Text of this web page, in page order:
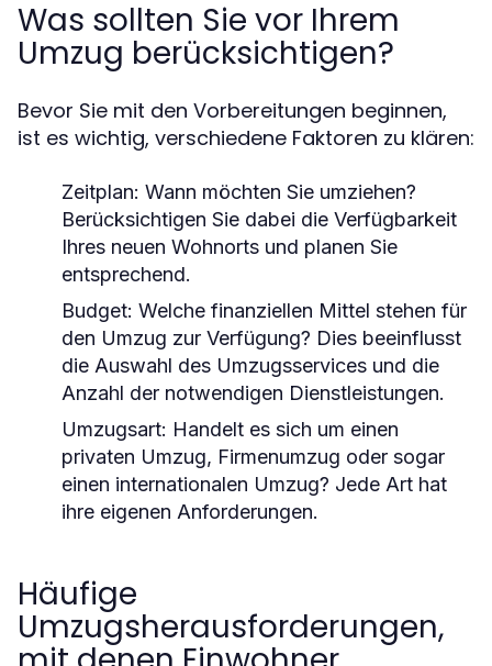
Was sollten Sie vor Ihrem
Umzug berücksichtigen?
Bevor Sie mit den Vorbereitungen beginnen,
ist es wichtig, verschiedene Faktoren zu klären:
Zeitplan: Wann möchten Sie umziehen?
Berücksichtigen Sie dabei die Verfügbarkeit
Ihres neuen Wohnorts und planen Sie
entsprechend.
Budget: Welche finanziellen Mittel stehen für
den Umzug zur Verfügung? Dies beeinflusst
die Auswahl des Umzugsservices und die
Anzahl der notwendigen Dienstleistungen.
Umzugsart: Handelt es sich um einen
privaten Umzug, Firmenumzug oder sogar
einen internationalen Umzug? Jede Art hat
ihre eigenen Anforderungen.
Häufige
Umzugsherausforderungen,